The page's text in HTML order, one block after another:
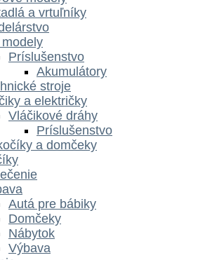
a vrtuľníky
Príslušenstvo
Akumulátory
stroje
a električky
Vláčikové dráhy
Príslušenstvo
a domčeky
Autá pre bábiky
Domčeky
Nábytok
Výbava